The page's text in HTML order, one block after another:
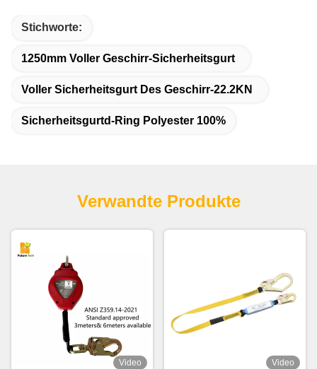
Stichworte:
1250mm Voller Geschirr-Sicherheitsgurt
Voller Sicherheitsgurt Des Geschirr-22.2KN
Sicherheitsgurtd-Ring Polyester 100%
Verwandte Produkte
Video Video